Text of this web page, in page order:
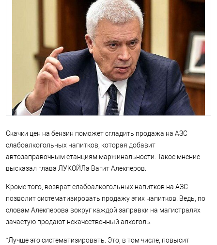
Скачки цен на бензин поможет сгладить продажа на АЗС
слабоалкогольных напитков, которая добавит
автозаправочным станциям маржинальности. Такое мнение
высказал глава ЛУКОЙЛа Вагит Алекперов.
Кроме того, возврат слабоалкогольных напитков на АЗС
позволит систематизировать продажу этих напитков. Ведь, по
словам Алекперова вокруг каждой заправки на магистралях
зачастую продают некачественный алкоголь.
“Лучше это систематизировать. Это, в том числе, повысит